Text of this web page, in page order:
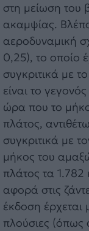
στη μείωση του
ακαμψίας.
αεροδυναμική
0,25), το οποίο
συγκριτικά με
είναι το
ώρα που το
πλάτος,
συγκριτικά με
μήκος του
πλάτος τα
αφορά στις
έκδοση έρχεται
πλούσιες (όπως